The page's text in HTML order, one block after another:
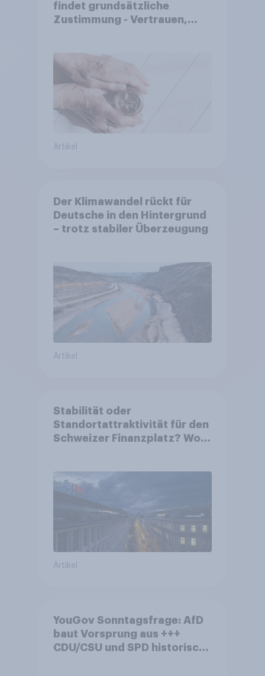
findet grundsätzliche
Zustimmung - Vertrauen,
Akzeptanz
Artikel
Der Klimawandel rückt für
Deutsche in den Hintergrund
– trotz stabiler Überzeugung
Artikel
Stabilität oder
Standortattraktivität für den
Schweizer Finanzplatz? Wo
von Grossbanken steht
Artikel
YouGov Sonntagsfrage: AfD
baut Vorsprung aus +++
CDU/CSU und SPD historisch